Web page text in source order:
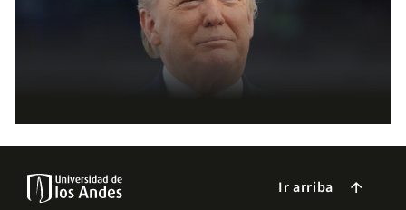
Ir arriba arrow_forward